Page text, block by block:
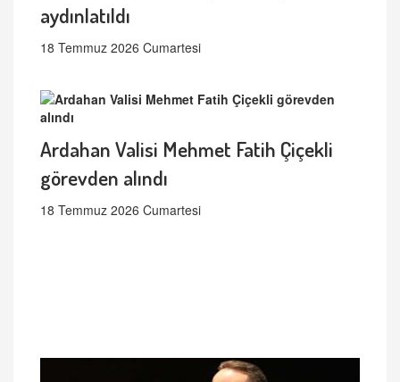
aydınlatıldı
18 Temmuz 2026 Cumartesi
Ardahan Valisi Mehmet Fatih Çiçekli
görevden alındı
18 Temmuz 2026 Cumartesi